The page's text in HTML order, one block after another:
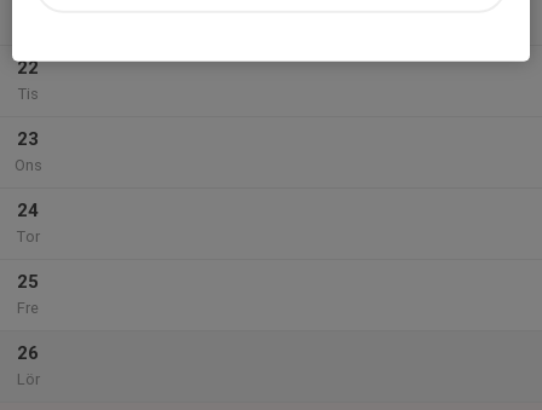
22
Tis
23
Ons
24
Tor
25
Fre
26
Lör